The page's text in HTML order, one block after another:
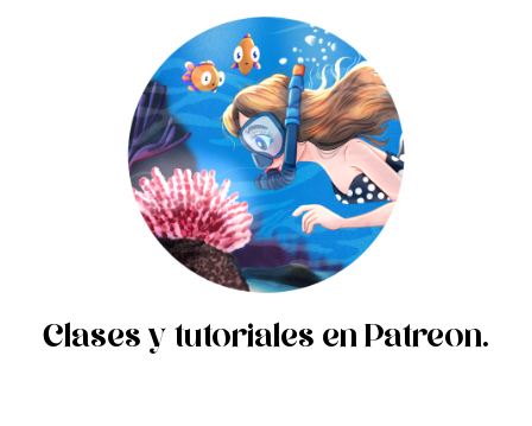
Clases y tutoriales en Patreon.